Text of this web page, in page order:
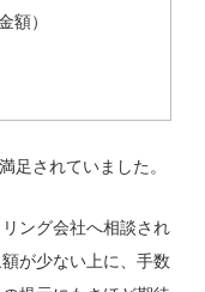
額）
足されていました。
ング会社へ相談され
が少ない上に、手数